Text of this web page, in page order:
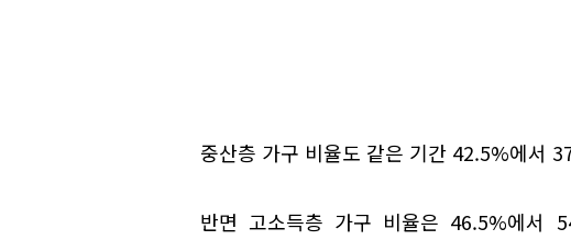
중산층 가구 비율도 같은 기간 42.5%에서
반면 고소득층 가구 비율은 46.5%에서